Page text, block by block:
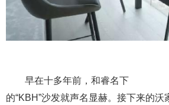
早在十多年前，和睿名下
的“KBH”沙发就声名显赫。接下来的沃